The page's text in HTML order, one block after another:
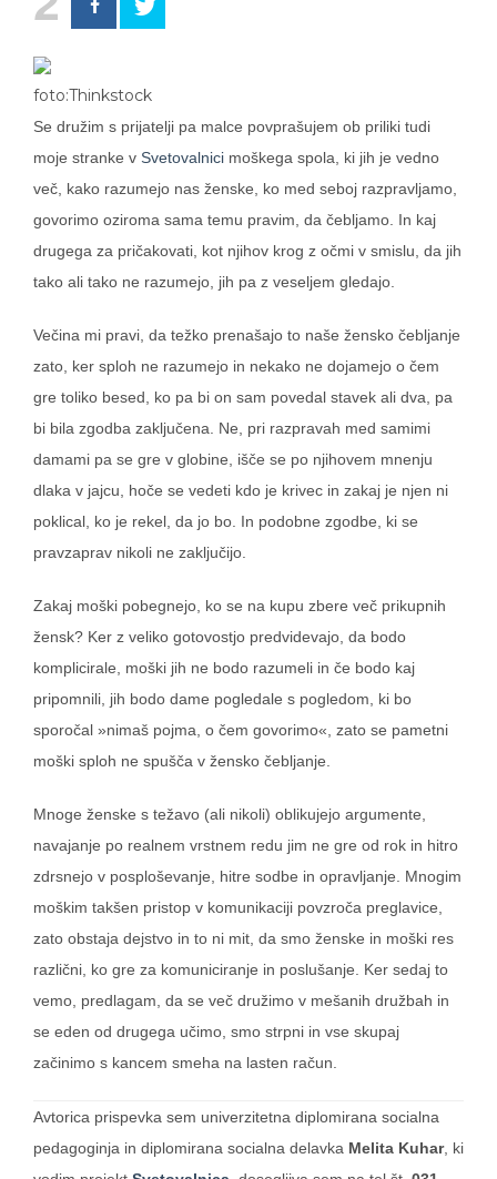
foto:Thinkstock
Se družim s prijatelji pa malce povprašujem ob priliki tudi
moje stranke v Svetovalnici moškega spola, ki jih je vedno
več, kako razumejo nas ženske , ko med seboj razpravljamo,
govorimo oziroma sama temu pravim, da čebljamo . In kaj
drugega za pričakovati, kot njihov krog z očmi v smislu, da jih
tako ali tako ne razumejo, jih pa z veseljem gledajo.
Večina mi pravi, da težko prenašajo to naše žensko čebljanje
zato, ker sploh ne razumejo in nekako ne dojamejo o čem
gre toliko besed, ko pa bi on sam povedal stavek ali dva, pa
bi bila zgodba zaključena. Ne, pri razpravah med samimi
damami pa se gre v globine, išče se po njihovem mnenju
dlaka v jajcu, hoče se vedeti kdo je krivec in zakaj je njen ni
poklical, ko je rekel, da jo bo. In podobne zgodbe, ki se
pravzaprav nikoli ne zaključijo.
Zakaj moški pobegnejo, ko se na kupu zbere več prikupnih
žensk? Ker z veliko gotovostjo predvidevajo, da bodo
komplicirale , moški jih ne bodo razumeli in če bodo kaj
pripomnili, jih bodo dame pogledale s pogledom, ki bo
sporočal »nimaš pojma, o čem govorimo«, zato se pametni
moški sploh ne spušča v žensko čebljanje.
Mnoge ženske s težavo (ali nikoli) oblikujejo argumente,
navajanje po realnem vrstnem redu jim ne gre od rok in hitro
zdrsnejo v posploševanje, hitre sodbe in opravljanje. Mnogim
moškim takšen pristop v komunikaciji povzroča preglavice,
zato obstaja dejstvo in to ni mit, da smo ženske in moški res
različni , ko gre za komuniciranje in poslušanje. Ker sedaj to
vemo, predlagam, da se več družimo v mešanih družbah in
se eden od drugega učimo, smo strpni in vse skupaj
začinimo s kancem smeha na lasten račun
Avtorica prispevka sem univerzitetna diplomirana socialna
pedagoginja in diplomirana socialna delavka Melita Kuhar, ki